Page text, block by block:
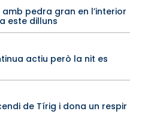
pedra gran en l’interior
este dilluns
actiu però la nit es
de Tírig i dona un respir